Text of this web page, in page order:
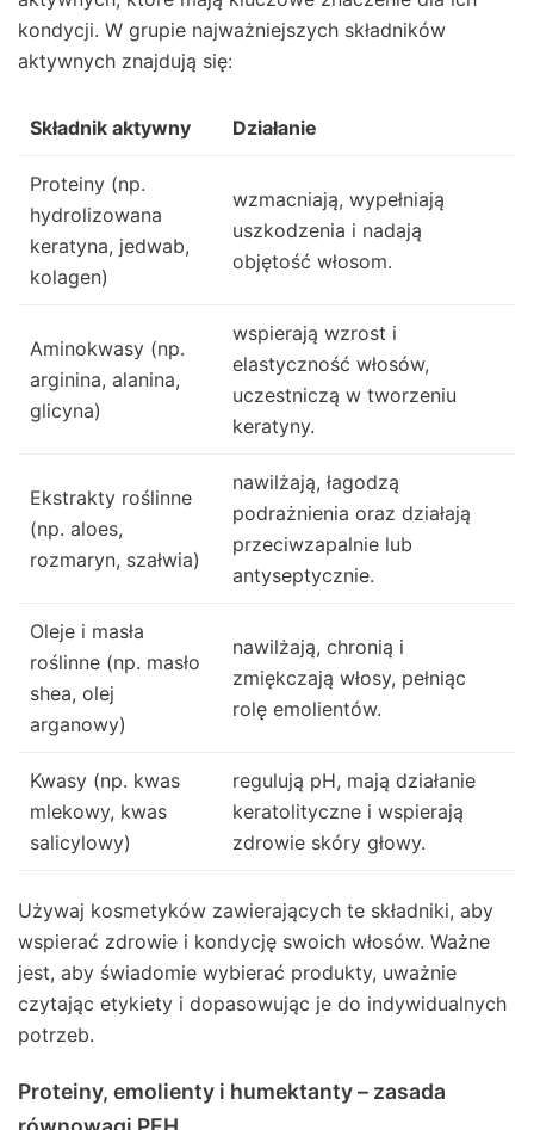
kondycji. W grupie najważniejszych składników
aktywnych znajdują się:
Składnik aktywny Działanie
Proteiny (np.
hydrolizowana
keratyna, jedwab,
kolagen)
wzmacniają, wypełniają
uszkodzenia i nadają
objętość włosom.
Aminokwasy (np.
arginina, alanina,
glicyna)
wspierają wzrost i
elastyczność włosów,
uczestniczą w tworzeniu
keratyny.
Ekstrakty roślinne
(np. aloes,
rozmaryn, szałwia)
nawilżają, łagodzą
podrażnienia oraz działają
przeciwzapalnie lub
antyseptycznie.
Oleje i masła
roślinne (np. masło
shea, olej
arganowy)
nawilżają, chronią i
zmiękczają włosy, pełniąc
rolę emolientów.
Kwasy (np. kwas
mlekowy, kwas
salicylowy)
regulują pH, mają działanie
keratolityczne i wspierają
zdrowie skóry głowy.
Używaj kosmetyków zawierających te składniki, aby
wspierać zdrowie i kondycję swoich włosów. Ważne
jest, aby świadomie wybierać produkty, uważnie
czytając etykiety i dopasowując je do indywidualnych
potrzeb.
Proteiny, emolienty i humektanty – zasada